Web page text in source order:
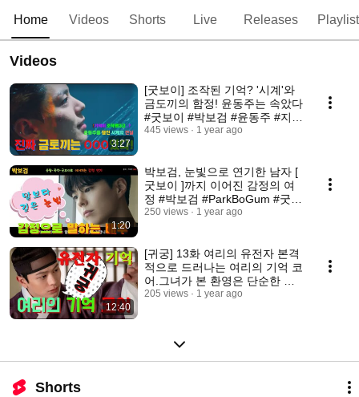
Home Videos Shorts Live Releases
Videos
3:27
[굿보이] 조작된 기억? '시계'와
금도끼의 함정! 윤동주는 속았다
#굿보이 #박보검 #윤동주 #지한
나
445 views 1 year ago
1:20
박보검, 눈빛으로 연기한 남자 [
굿보이 ]까지 이어진 감정의 여
정 #박보검 #ParkBoGum #굿보
이
250 views 1 year ago
12:40
[귀궁] 13화 여리의 유전자 본격
적으로 드러나는 여리의 기억 코
어.그녀가 본 환영은 단순한 신
기가 아닌, 유전자에 새겨진 과
205 views 1 year ago
Shorts